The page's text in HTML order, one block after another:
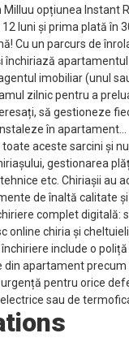
Milluu opțiunea Instant
luni și prima plată în
Cu un parcurs de
închiriază
imobiliar (unul
zilnic pentru a
să gestioneze
în
aceste sarcini și
gestionarea
etc. Chiriașii au
de înaltă calitate
complet digitală:
online chiria și
include o
apartament precum
pentru orice
sau de